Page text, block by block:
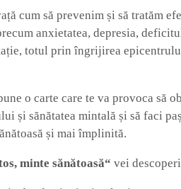
cum să prevenim și să tratăm
anxietatea, depresia,
totul prin îngrijirea
o carte care te va provoca să
și sănătatea mintală și să faci
și mai împlinită.
minte sănătoasă“ vei